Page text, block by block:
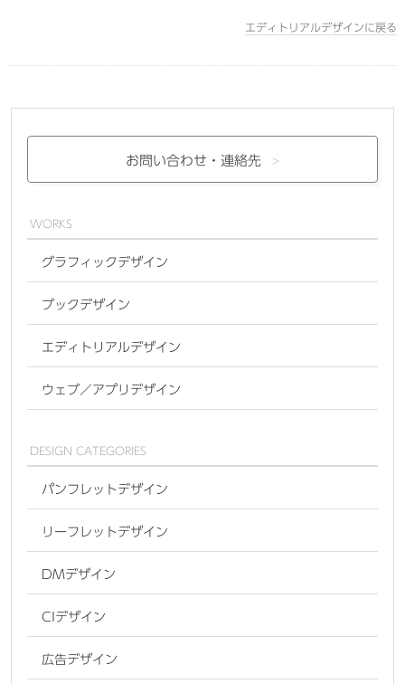
エディトリアルデザインに戻る
お問い合わせ・ 連絡先
WORKS
グラフィックデザイン
ブックデザイン
エディトリアルデザイン
ウェブ／アプリデザイン
DESIGN CATEGORIES
パンフレットデザイン
リーフレットデザイン
DMデザイン
CIデザイン
広告デザイン